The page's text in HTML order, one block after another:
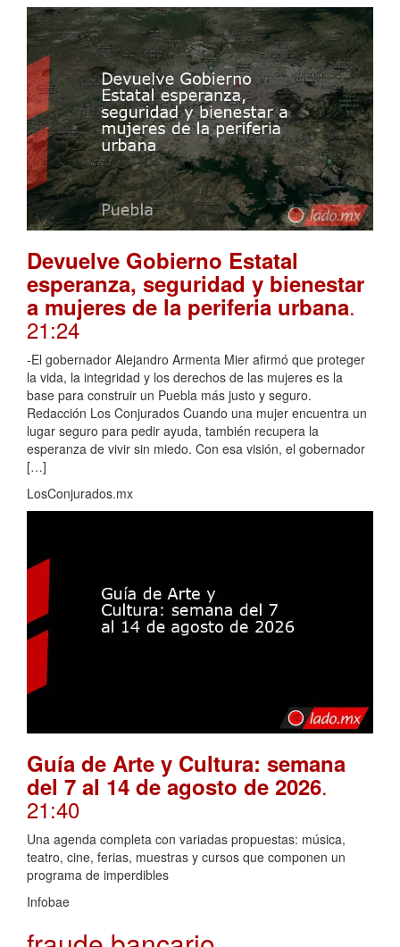
Devuelve Gobierno Estatal
esperanza, seguridad y bienestar
a mujeres de la periferia urbana.
21:24
-El gobernador Alejandro Armenta Mier afirmó que proteger
la vida, la integridad y los derechos de las mujeres es la
base para construir un Puebla más justo y seguro.
Redacción Los Conjurados Cuando una mujer encuentra un
lugar seguro para pedir ayuda, también recupera la
esperanza de vivir sin miedo. Con esa visión, el gobernador
[…]
LosConjurados.mx
Guía de Arte y Cultura: semana
del 7 al 14 de agosto de 2026.
21:40
Una agenda completa con variadas propuestas: música,
teatro, cine, ferias, muestras y cursos que componen un
programa de imperdibles
Infobae